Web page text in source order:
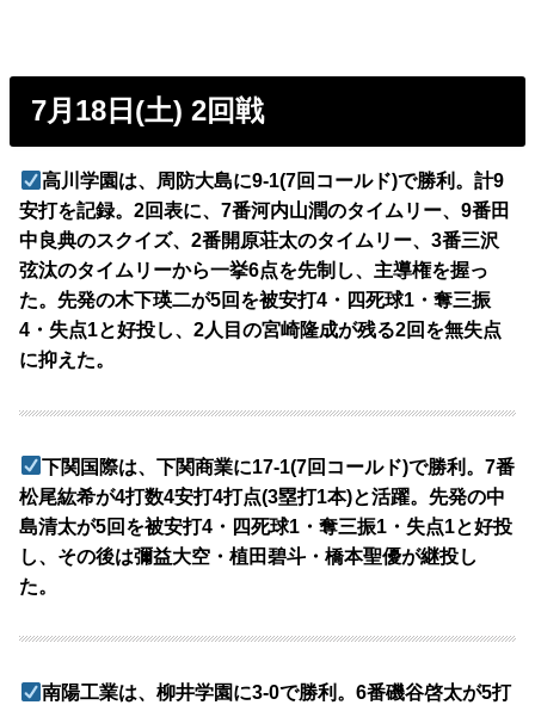
7月18日(土) 2回戦
高川学園は、周防大島に9-1(7回コールド)で勝利。計9
安打を記録。2回表に、7番河内山潤のタイムリー、9番田
中良典のスクイズ、2番開原荘太のタイムリー、3番三沢
弦汰のタイムリーから一挙6点を先制し、主導権を握っ
た。先発の木下瑛二が5回を被安打4・四死球1・奪三振
4・失点1と好投し、2人目の宮崎隆成が残る2回を無失点
に抑えた。
下関国際は、下関商業に17-1(7回コールド)で勝利。7番
松尾紘希が4打数4安打4打点(3塁打1本)と活躍。先発の中
島清太が5回を被安打4・四死球1・奪三振1・失点1と好投
し、その後は彌益大空・植田碧斗・橋本聖優が継投し
た。
南陽工業は、柳井学園に3-0で勝利。6番磯谷啓太が5打